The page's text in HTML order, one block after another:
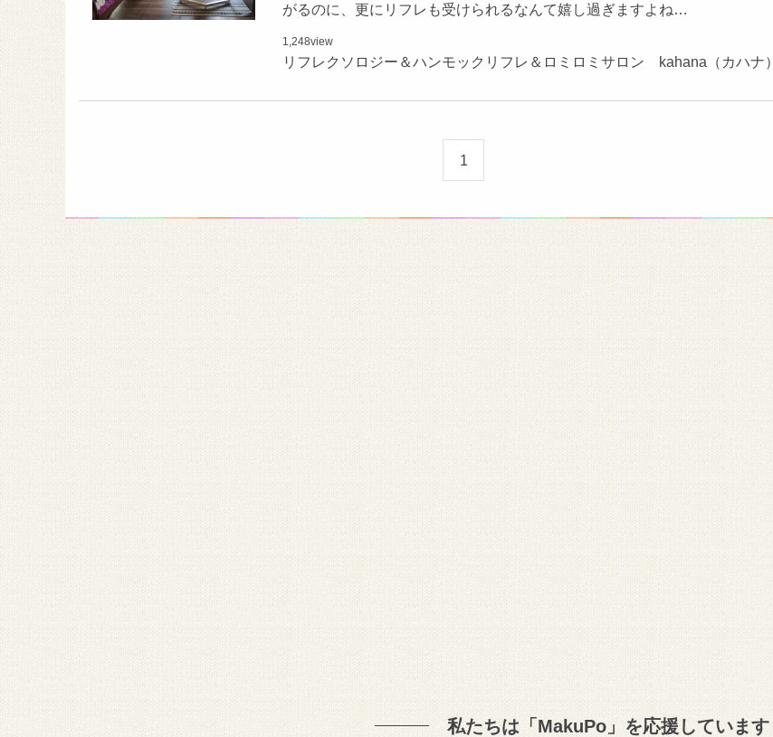
がるのに、更にリフレも受けられるなんて嬉し過ぎますよね…
1,248view
リフレクソロジー＆ハンモックリフレ＆ロミロミサロン kahana（カハナ）
1
私たちは「MakuPo」を応援しています